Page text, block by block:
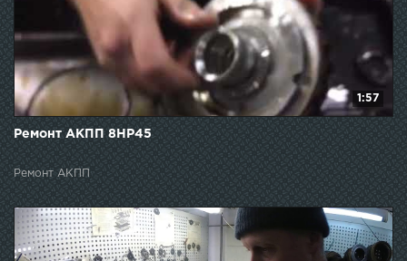
1:57
Ремонт АКПП 8НР45
Ремонт АКПП